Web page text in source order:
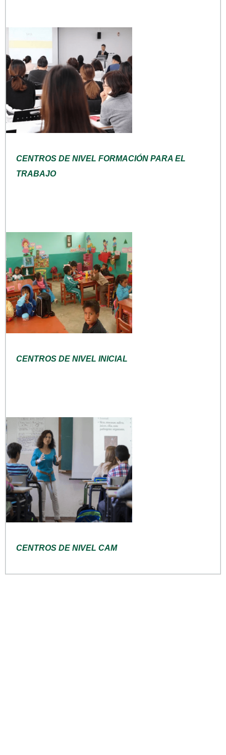
CENTROS DE NIVEL FORMACIÓN PARA EL
TRABAJO
CENTROS DE NIVEL INICIAL
CENTROS DE NIVEL CAM